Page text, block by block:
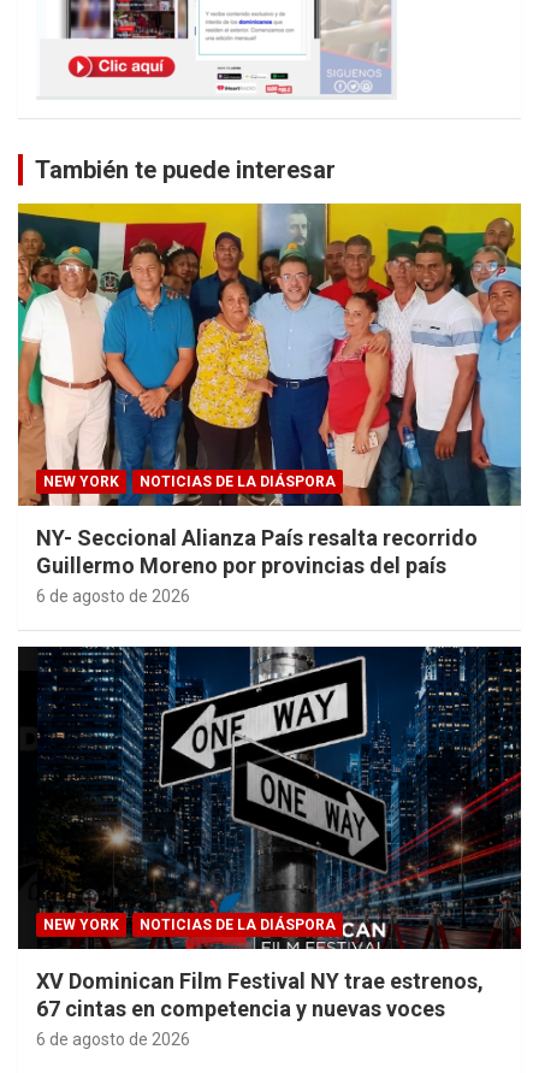
También te puede interesar
NEW YORK NOTICIAS DE LA DIÁSPORA
NY- Seccional Alianza País resalta recorrido
Guillermo Moreno por provincias del país
6 de agosto de 2026
NEW YORK NOTICIAS DE LA DIÁSPORA
XV Dominican Film Festival NY trae estrenos,
67 cintas en competencia y nuevas voces
6 de agosto de 2026